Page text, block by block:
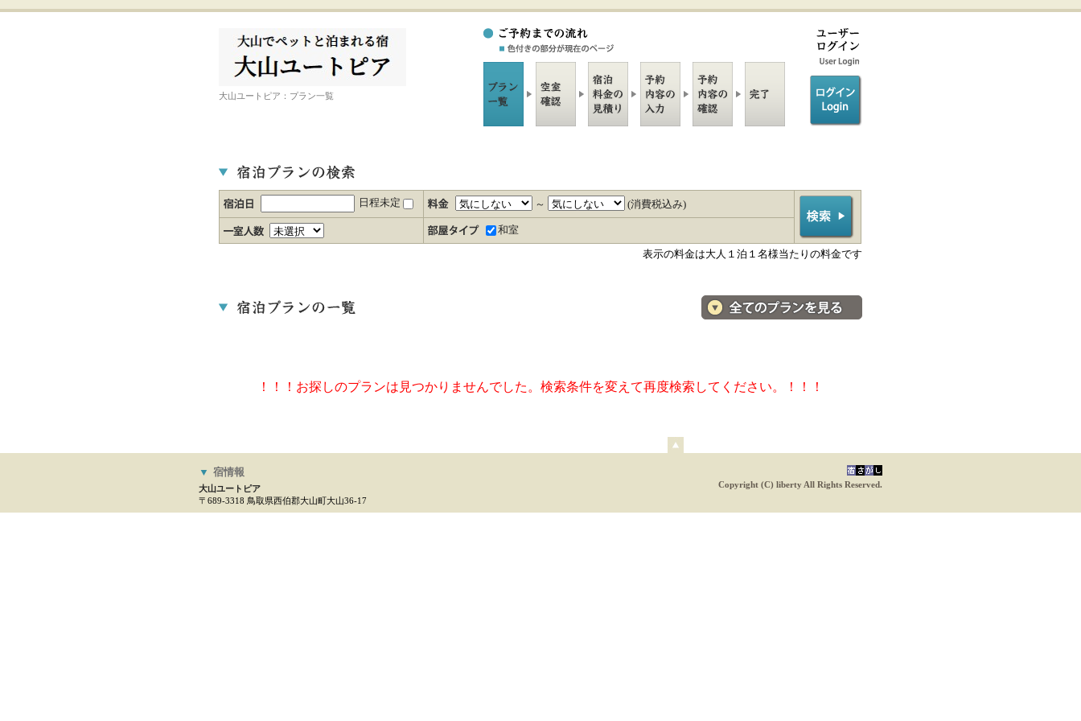
大山ユートピア：プラン一覧
日程未定 ～ (消費税込み)
和室
表示の料金は大人１泊１名様当たりの料金です
料金・宿泊プラン一覧へ
！！！お探しのプランは見つかりませんでした。検索条件を変えて再度検索してください。！！！
ペ
へ
▼ 宿情報
大山ユートピア
〒689-3318 鳥取県西伯郡大山町大山36-17
Copyright (C) liberty All Rights Reserved.